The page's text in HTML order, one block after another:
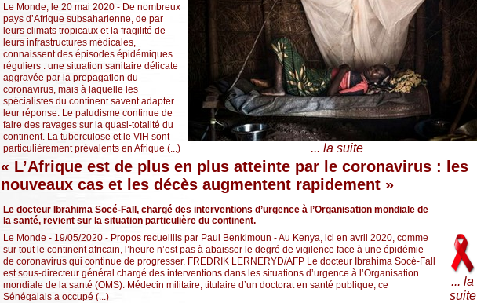
Le Monde, le 20 mai 2020 - De nombreux
pays d’Afrique subsaharienne, de par
leurs climats tropicaux et la fragilité de
leurs infrastructures médicales,
connaissent des épisodes épidémiques
réguliers : une situation sanitaire délicate
aggravée par la propagation du
coronavirus, mais à laquelle les
spécialistes du continent savent adapter
leur réponse. Le paludisme continue de
faire des ravages sur la quasi-totalité du
continent. La tuberculose et le VIH sont
particulièrement prévalents en Afrique (...)
... la suite
« L’Afrique est de plus en plus atteinte par le coronavirus : les
nouveaux cas et les décès augmentent rapidement »
Le docteur Ibrahima Socé-Fall, chargé des interventions d’urgence à l’Organisation mondiale de
la santé, revient sur la situation particulière du continent.
Le Monde - 19/05/2020 - Propos recueillis par Paul Benkimoun - Au Kenya, ici en avril 2020, comme
sur tout le continent africain, l’heure n’est pas à abaisser le degré de vigilence face à une épidémie
de coronavirus qui continue de progresser. FREDRIK LERNERYD/AFP Le docteur Ibrahima Socé-Fall
est sous-directeur général chargé des interventions dans les situations d’urgence à l’Organisation
mondiale de la santé (OMS). Médecin militaire, titulaire d’un doctorat en santé publique, ce
Sénégalais a occupé (...)
... la
suite